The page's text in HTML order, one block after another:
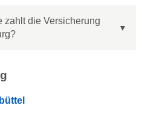
zahlt die Versicherung